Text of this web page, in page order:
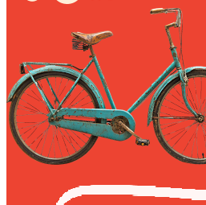
NaturaBaie
Nature Artizan
Oopsie Daisy